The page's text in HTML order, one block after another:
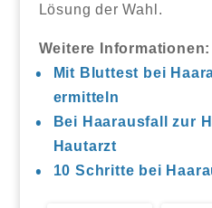
Lösung der Wahl.
Weitere Informationen:
Mit Bluttest bei
ermitteln
Bei Haarausfall zur
Hautarzt
10 Schritte bei